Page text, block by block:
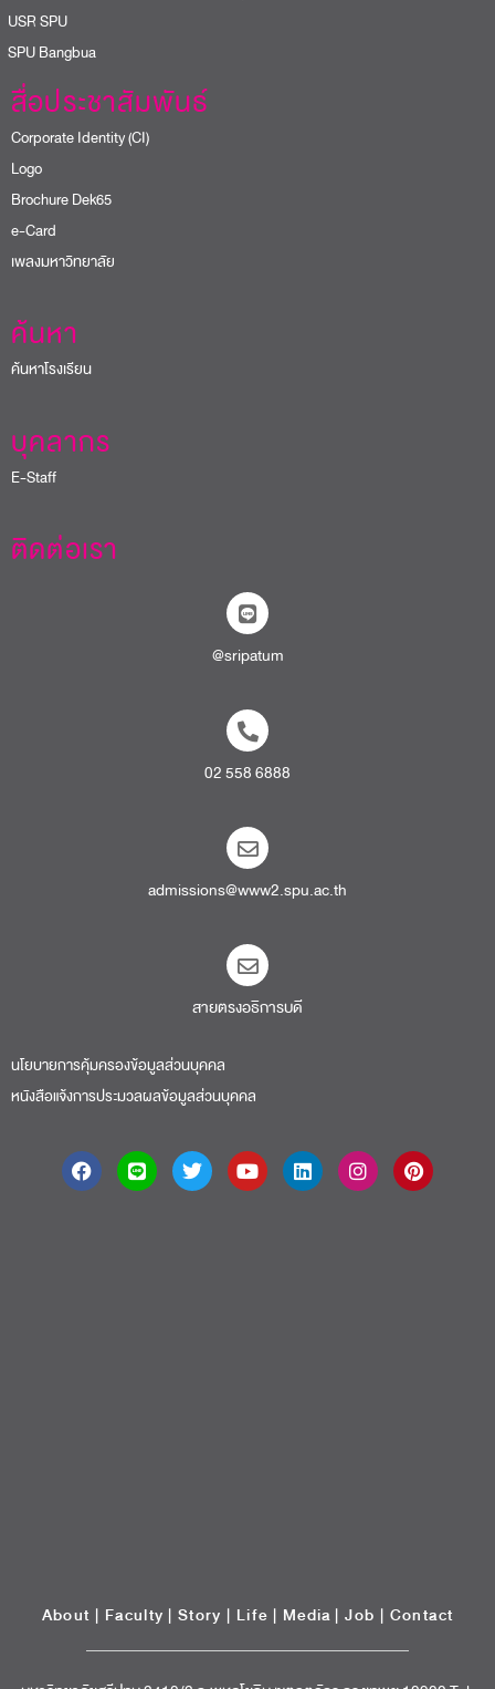
SPU
Bangbua
สื่อประชาสัมพันธ์
Corporate Identity (CI)
Logo
Brochure Dek65
e-Card
เพลงมหาวิทยาลัย
ค้นหา
ค้นหาโรงเรียน
บุคลากร
E-Staff
ติดต่อเรา
@sripatum
02 558 6888
admissions@www2.spu.ac.th
สายตรงอธิการบดี​
นโยบายการคุ้มครองข้อมูลส่วนบุคคล
หนังสือแจ้งการประมวลผลข้อมูลส่วนบุคคล